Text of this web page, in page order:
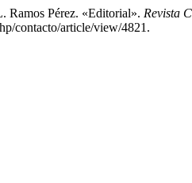
Ramos Pérez. «Editorial». Revista
contacto/article/view/4821.